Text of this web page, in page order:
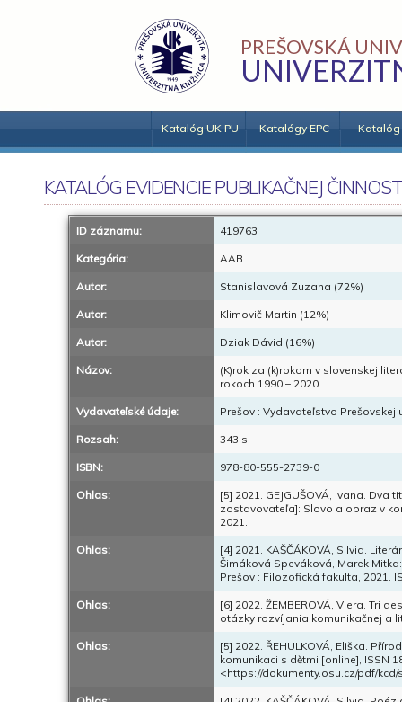
PREŠOVSKÁ
Katalóg UK PU Katalógy EPC Katalóg
KATALÓG EVIDENCIE PUBLIKAČNEJ
ID záznamu: 419763
Kategória: AAB
Autor: Stanislavová Zuzana (72%)
Autor: Klimovič Martin (12%)
Autor: Dziak Dávid (16%)
Názov:
(K)rok za (k)rokom v slovenskej
rokoch 1990 – 2020
Vydavateľské údaje: Prešov : Vydavateľstvo Prešovskej
Rozsah: 343 s.
ISBN: 978-80-555-2739-0
Ohlas:
[5] 2021. GEJGUŠOVÁ, Ivana.
zostavovateľa]: Slovo a obraz v
2021.
Ohlas:
[4] 2021. KAŠČÁKOVÁ, Silvia.
Šimáková Speváková, Marek
Prešov : Filozofická fakulta, 2021.
Ohlas:
[6] 2022. ŽEMBEROVÁ, Viera. Tri
otázky rozvíjania komunikačnej a
Ohlas:
[5] 2022. ŘEHULKOVÁ, Eliška.
komunikaci s dětmi [online], ISSN
<https://dokumenty.osu.cz/pdf/